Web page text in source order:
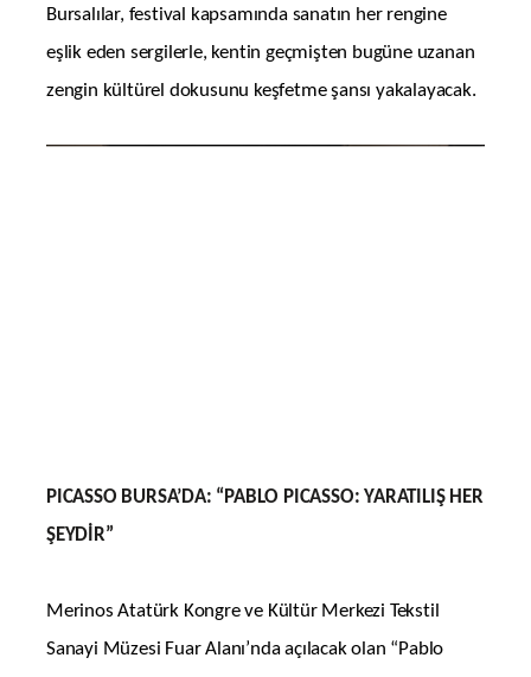
Bursalılar, festival kapsamında sanatın her rengine
eşlik eden sergilerle, kentin geçmişten bugüne uzanan
zengin kültürel dokusunu keşfetme şansı yakalayacak.
PICASSO BURSA’DA: “PABLO PICASSO: YARATILIŞ HER
ŞEYDİR”
Merinos Atatürk Kongre ve Kültür Merkezi Tekstil
Sanayi Müzesi Fuar Alanı’nda açılacak olan “Pablo